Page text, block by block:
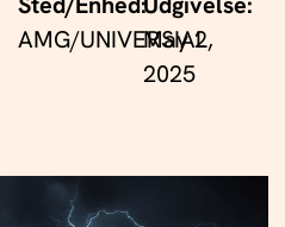
AMG/UNIVERSIAL
May 2,
2025